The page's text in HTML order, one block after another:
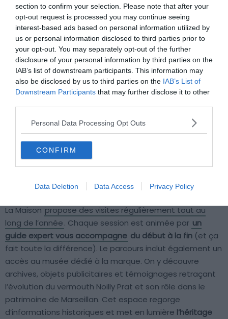
section to confirm your selection. Please note that after your
opt-out request is processed you may continue seeing
interest-based ads based on personal information utilized by
us or personal information disclosed to third parties prior to
your opt-out. You may separately opt-out of the further
disclosure of your personal information by third parties on the
IAB’s list of downstream participants. This information may
also be disclosed by us to third parties on the IAB’s List of
Downstream Participants that may further disclose it to other
Personal Data Processing Opt Outs
CONFIRM
Data Deletion Data Access Privacy Policy
Shutterstock : Ralf Liebhold
La Maison propose des visites régulièrement tout au
long de l’année. Chaque session est animée par un
guide expert vous accompagne du début à la fin (et ça
fait toute la différence). Le parcours inclut également un
accès au musée dédié à la marque. On y découvre
archives, objets publicitaires et témoignages retraçant
l’évolution du vermouth Noilly Prat et son rôle dans le
patrimoine de Marseillan. Cet espace regorge
d’informations historiques et met en lumière l’héritage